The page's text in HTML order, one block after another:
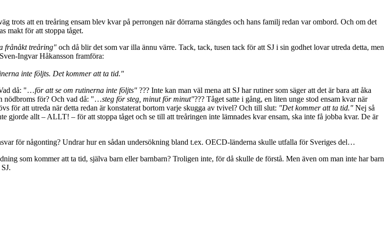
trots att en treåring ensam blev kvar på perrongen när dörrarna stängdes och hans familj redan var ombord. Och om det
makt för att stoppa tåget.
frånåkt treåring" och då blir det som var illa ännu värre. Tack, tack, tusen tack för att SJ i sin godhet lovar utreda detta, men
Ingvar Håkansson framföra:
inte följts. Det kommer att ta tid."
Vad då: "…för att se om rutinerna inte följts" ??? Inte kan man väl mena att SJ har rutiner som säger att det är bara att åka
nödbroms för? Och vad då: "…steg för steg, minut för minut"??? Tåget satte i gång, en liten unge stod ensam kvar när
för att utreda när detta redan är konstaterat bortom varje skugga av tvivel? Och till slut: "Det kommer att ta tid." Nej så
gjorde allt – ALLT! – för att stoppa tåget och se till att treåringen inte lämnades kvar ensam, ska inte få jobba kvar. De är
för någonting? Undrar hur en sådan undersökning bland t.ex. OECD-länderna skulle utfalla för Sveriges del…
som kommer att ta tid, själva barn eller barnbarn? Troligen inte, för då skulle de förstå. Men även om man inte har barn